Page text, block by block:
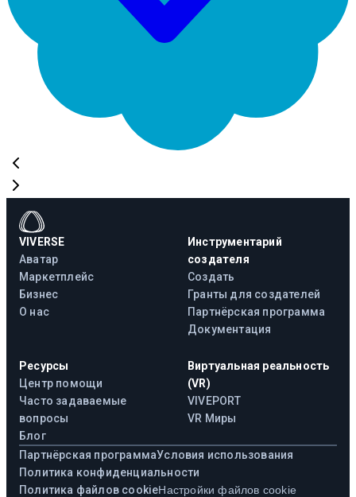
VIVERSE
Аватар
Маркетплейс
Бизнес
О нас
Инструментарий
создателя
Создать
Гранты для создателей
Партнёрская программа
Документация
Ресурсы
Центр помощи
Часто задаваемые
вопросы
Блог
Виртуальная реальность
(VR)
VIVEPORT
VR Миры
Партнёрская программаУсловия использования
Политика конфиденциальности
Политика файлов cookieНастройки файлов cookie